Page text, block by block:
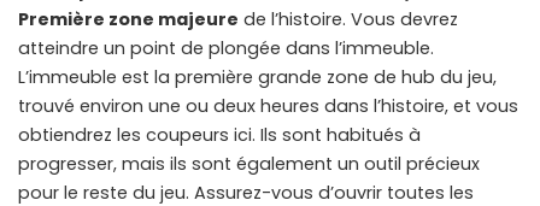
WHY JOIN THE CHANNEL?
▲COLLAPSE
Première zone majeure de l’histoire. Vous devrez
atteindre un point de plongée dans l’immeuble.
L’immeuble est la première grande zone de hub du jeu,
trouvé environ une ou deux heures dans l’histoire, et vous
obtiendrez les coupeurs ici. Ils sont habitués à
progresser, mais ils sont également un outil précieux
pour le reste du jeu. Assurez-vous d’ouvrir toutes les